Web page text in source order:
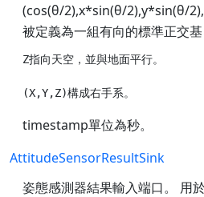
(cos(θ/2),x*sin(θ/2),y*sin(θ/
被定義為一組有向的標準正交
Z指向天空，並與地面平行。
timestamp單位為秒。
AttitudeSensorResultSink
姿態感測器結果輸入端口。 用